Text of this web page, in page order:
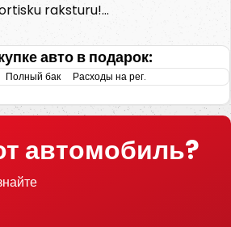
авто в подарок:
Расходы на рег.
Полный бак
raksturu!
ar
(Normal / Sport
ātrumkārba
stūre
labām sporta
автомобиль?